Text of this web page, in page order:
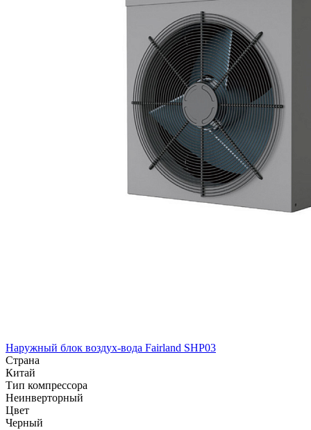
Наружный блок воздух-вода Fairland SHP03
Страна
Китай
Тип компрессора
Неинверторный
Цвет
Черный